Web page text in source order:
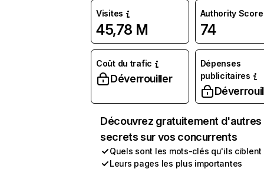
Visites
45,78 M
Authority Score
74
Coût du trafic
Déverrouiller
Dépenses
publicitaires
Découvrez gratuitement d'autres
secrets sur vos concurrents
Quels sont les mots-clés qu'ils ciblent
Leurs pages les plus importantes